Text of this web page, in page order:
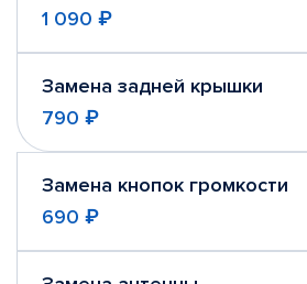
1 090 ₽
Замена задней крышки
790 ₽
Замена кнопок громкости
690 ₽